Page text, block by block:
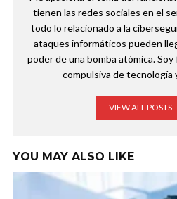
tienen las redes sociales en el
todo lo relacionado a la
ataques informáticos pueden
poder de una bomba atómica.
compulsiva de tecnología
VIEW ALL POSTS
YOU MAY ALSO LIKE